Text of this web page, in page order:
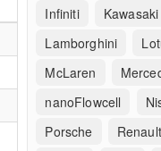
Infiniti
Kawasaki
Lamborghini
McLaren
nanoFlowcell
Porsche
Renault